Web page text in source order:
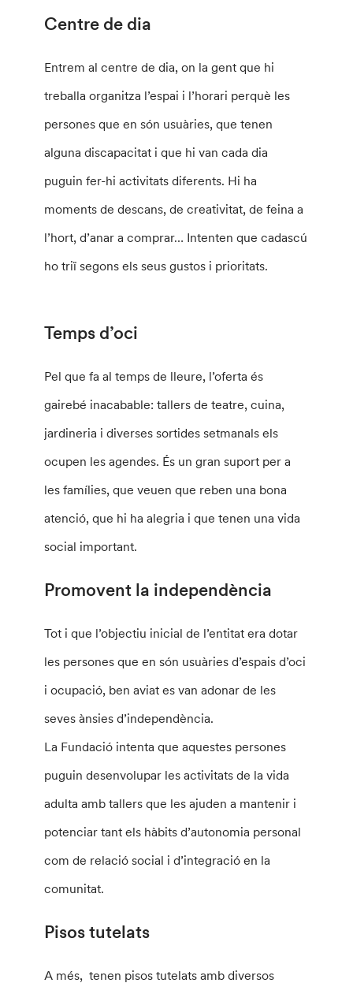
Centre de dia
Entrem al centre de dia, on la gent que hi
treballa organitza l’espai i l’horari perquè les
persones que en són usuàries, que tenen
alguna discapacitat i que hi van cada dia
puguin fer-hi activitats diferents. Hi ha
moments de descans, de creativitat, de feina a
l’hort, d’anar a comprar… Intenten que cadascú
ho triï segons els seus gustos i prioritats.
Temps d’oci
Pel que fa al temps de lleure, l’oferta és
gairebé inacabable: tallers de teatre, cuina,
jardineria i diverses sortides setmanals els
ocupen les agendes. És un gran suport per a
les famílies, que veuen que reben una bona
atenció, que hi ha alegria i que tenen una vida
social important.
Promovent la independència
Tot i que l’objectiu inicial de l’entitat era dotar
les persones que en són usuàries d’espais d’oci
i ocupació, ben aviat es van adonar de les
seves ànsies d’independència.
La Fundació intenta que aquestes persones
puguin desenvolupar les activitats de la vida
adulta amb tallers que les ajuden a mantenir i
potenciar tant els hàbits d’autonomia personal
com de relació social i d’integració en la
comunitat.
Pisos tutelats
A més, tenen pisos tutelats amb diversos